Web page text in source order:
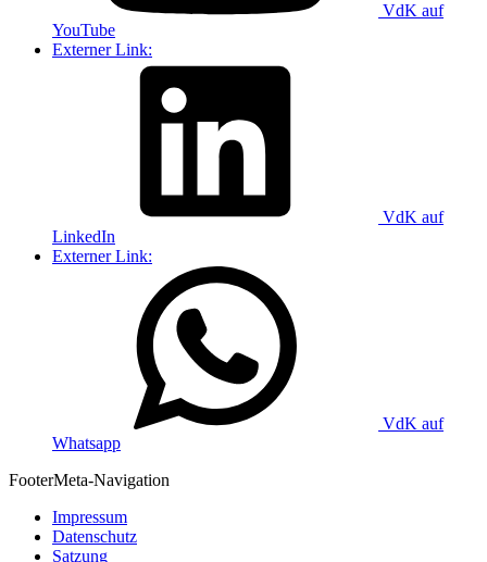
VdK auf
YouTube
Externer Link:
VdK auf
LinkedIn
Externer Link:
VdK auf
Whatsapp
FooterMeta-Navigation
Impressum
Datenschutz
Satzung